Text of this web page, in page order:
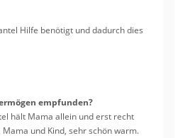
im Kita-
Hilfe be­nö­tigt und da­durch dies
emp­fun­den?
hält Mama al­lein und erst recht
und Kind, sehr schön warm.